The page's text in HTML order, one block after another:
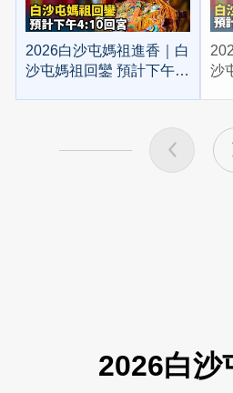
2026白沙屯媽祖進香｜白
沙屯媽祖回鑾 預計下午
沙
2026白沙